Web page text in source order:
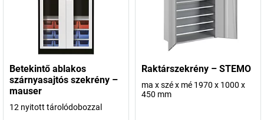
Betekintő ablakos
szárnyasajtós szekrény –
mauser
12 nyitott tárolódobozzal
Raktárszekrény – STEMO
ma x szé x mé 1970 x 1000 x
450 mm